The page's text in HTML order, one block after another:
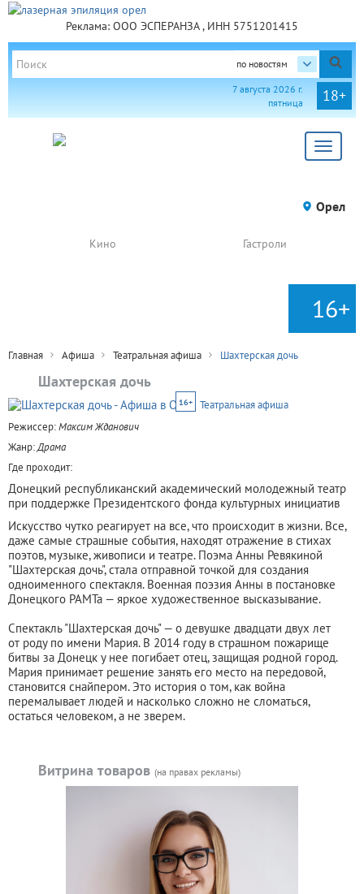
Реклама: ООО ЭСПЕРАНЗА , ИНН 5751201415
по новостям
18+
7 августа 2026 г.
пятница
Toggle
Орел
Кино Гастроли
16+
Главная Афиша Театральная афиша Шахтерская дочь
Шахтерская дочь
16+
Театральная афиша
Режиссер:Максим Жданович
Жанр:Драма
Где проходит:
Донецкий республиканский академический молодежный театр
при поддержке Президентского фонда культурных инициатив
Искусство чутко реагирует на все, что происходит в жизни. Все,
даже самые страшные события, находят отражение в стихах
поэтов, музыке, живописи и театре. Поэма Анны Ревякиной
"Шахтерская дочь", стала отправной точкой для создания
одноименного спектакля. Военная поэзия Анны в постановке
Донецкого РАМТа — яркое художественное высказывание.
Спектакль "Шахтерская дочь" — о девушке двадцати двух лет
от роду по имени Мария. В 2014 году в страшном пожарище
битвы за Донецк у нее погибает отец, защищая родной город.
Мария принимает решение занять его место на передовой,
становится снайпером. Это история о том, как война
перемалывает людей и насколько сложно не сломаться,
остаться человеком, а не зверем.
Витрина товаров (на правах рекламы)